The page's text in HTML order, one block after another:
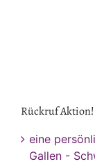
Rückruf
eine
Gallen -